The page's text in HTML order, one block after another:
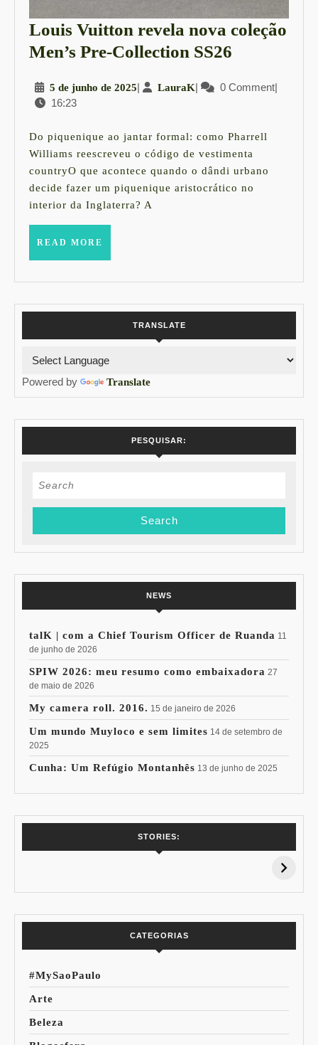
Louis Vuitton revela nova coleção
Men’s Pre-Collection SS26
revela
coleção
Men’s
Pre-
5 de junho de 20255
de
2025
| LauraKLauraK
| 0 Comment|
16:23
Do piquenique ao jantar formal: como Pharrell
Williams reescreveu o código de vestimenta
countryO que acontece quando o dândi urbano
decide fazer um piquenique aristocrático no
interior da Inglaterra? A
READ MORE
TRANSLATE
Powered by Translate
PESQUISAR:
Search
NEWS
talK | com a Chief Tourism Officer de Ruanda 11
de junho de 2026
SPIW 2026: meu resumo como embaixadora 27
de maio de 2026
My camera roll. 2016. 15 de janeiro de 2026
Um mundo Muyloco e sem limites 14 de setembro de
2025
Cunha: Um Refúgio Montanhês 13 de junho de 2025
STORIES:
15% de
Pessoal: Os
CATEGORIAS
#MySaoPaulo
Arte
Beleza